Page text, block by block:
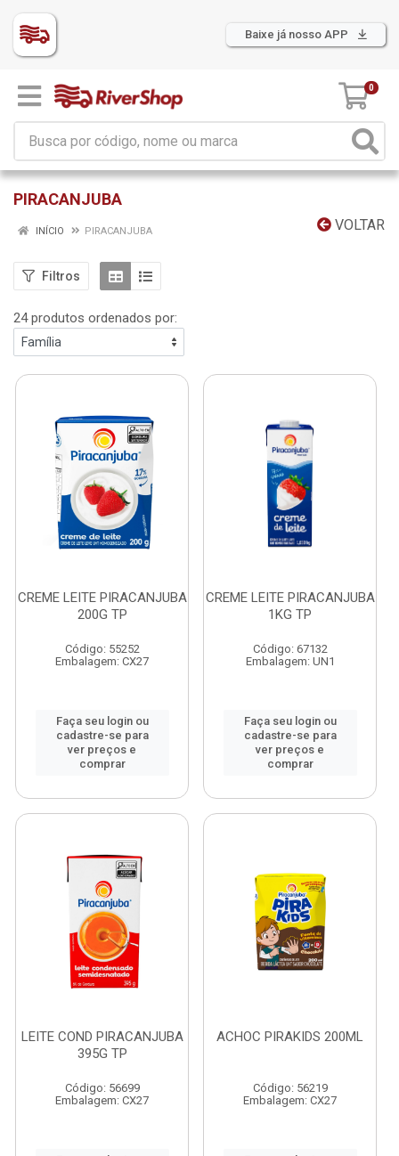
Baixe já nosso APP
0
PIRACANJUBA
VOLTAR
INÍCIO PIRACANJUBA
Filtros
24 produtos ordenados por:
CREME LEITE PIRACANJUBA
200G TP
Código: 55252
Embalagem: CX27
Faça seu login ou
cadastre-se para
ver preços e
comprar
CREME LEITE PIRACANJUBA
1KG TP
Código: 67132
Embalagem: UN1
Faça seu login ou
cadastre-se para
ver preços e
comprar
LEITE COND PIRACANJUBA
395G TP
Código: 56699
Embalagem: CX27
ACHOC PIRAKIDS 200ML
Código: 56219
Embalagem: CX27